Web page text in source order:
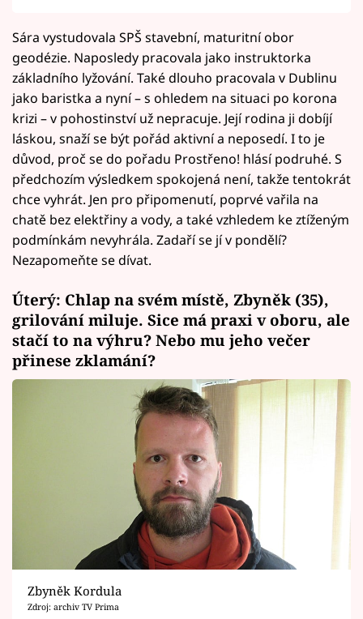
Sára vystudovala SPŠ stavební, maturitní obor
geodézie. Naposledy pracovala jako instruktorka
základního lyžování. Také dlouho pracovala v Dublinu
jako baristka a nyní – s ohledem na situaci po korona
krizi – v pohostinství už nepracuje. Její rodina ji dobíjí
láskou, snaží se být pořád aktivní a neposedí. I to je
důvod, proč se do pořadu Prostřeno! hlásí podruhé. S
předchozím výsledkem spokojená není, takže tentokrát
chce vyhrát. Jen pro připomenutí, poprvé vařila na
chatě bez elektřiny a vody, a také vzhledem ke ztíženým
podmínkám nevyhrála. Zadaří se jí v pondělí?
Nezapomeňte se dívat.
Úterý: Chlap na svém místě, Zbyněk (35),
grilování miluje. Sice má praxi v oboru, ale
stačí to na výhru? Nebo mu jeho večer
přinese zklamání?
Zbyněk Kordula
Zdroj: archiv TV Prima